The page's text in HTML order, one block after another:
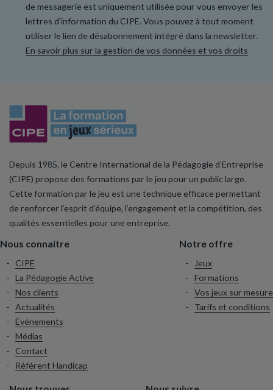
de messagerie est uniquement utilisée pour vous envoyer les
lettres d'information du CIPE. Vous pouvez à tout moment
utiliser le lien de désabonnement intégré dans la newsletter.
En savoir plus sur la gestion de vos données et vos droits
Depuis 1985, le Centre International de la Pédagogie d’Entreprise
(CIPE) propose des formations par le jeu pour un public large.
Cette formation par le jeu est une technique efficace permettant
de renforcer l’esprit d’équipe, l’engagement et la compétition, des
qualités essentielles pour une entreprise.
Nous connaitre
CIPE
La Pédagogie Active
Nos clients
Actualités
Événements
Médias
Contact
Référent Handicap
Notre offre
Jeux
Formations
Vos jeux sur mesure
Tarifs et conditions